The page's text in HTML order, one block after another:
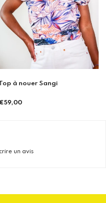
à nouer Sangi
un avis